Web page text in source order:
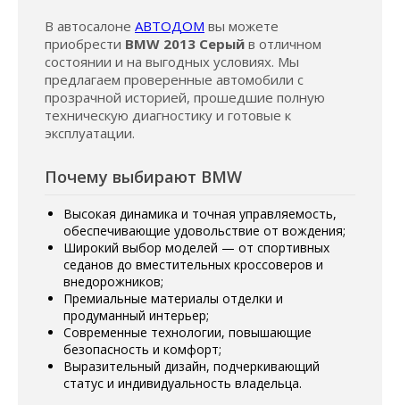
В автосалоне АВТОДОМ вы можете
приобрести BMW 2013 Серый в отличном
состоянии и на выгодных условиях. Мы
предлагаем проверенные автомобили с
прозрачной историей, прошедшие полную
техническую диагностику и готовые к
эксплуатации.
Почему выбирают BMW
Высокая динамика и точная управляемость,
обеспечивающие удовольствие от вождения;
Широкий выбор моделей — от спортивных
седанов до вместительных кроссоверов и
внедорожников;
Премиальные материалы отделки и
продуманный интерьер;
Современные технологии, повышающие
безопасность и комфорт;
Выразительный дизайн, подчеркивающий
статус и индивидуальность владельца.